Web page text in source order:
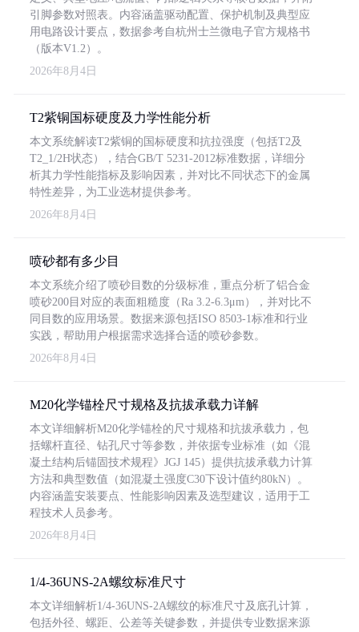
引脚参数对照表。内容涵盖驱动配置、保护机制及典型应
用电路设计要点，数据参考自杭州士兰微电子官方规格书
（版本V1.2）。
2026年8月4日
T2紫铜国标硬度及力学性能分析
本文系统解读T2紫铜的国标硬度和抗拉强度（包括T2及
T2_1/2H状态），结合GB/T 5231-2012标准数据，详细分
析其力学性能指标及影响因素，并对比不同状态下的金属
特性差异，为工业选材提供参考。
2026年8月4日
喷砂都有多少目
本文系统介绍了喷砂目数的分级标准，重点分析了铝合金
喷砂200目对应的表面粗糙度（Ra 3.2-6.3μm），并对比不
同目数的应用场景。数据来源包括ISO 8503-1标准和行业
实践，帮助用户根据需求选择合适的喷砂参数。
2026年8月4日
M20化学锚栓尺寸规格及抗拔承载力详解
本文详细解析M20化学锚栓的尺寸规格和抗拔承载力，包
括螺杆直径、钻孔尺寸等参数，并依据专业标准（如《混
凝土结构后锚固技术规程》JGJ 145）提供抗拔承载力计算
方法和典型数值（如混凝土强度C30下设计值约80kN）。
内容涵盖安装要点、性能影响因素及选型建议，适用于工
程技术人员参考。
2026年8月4日
1/4-36UNS-2A螺纹标准尺寸
本文详细解析1/4-36UNS-2A螺纹的标准尺寸及底孔计算，
包括外径、螺距、公差等关键参数，并提供专业数据来源